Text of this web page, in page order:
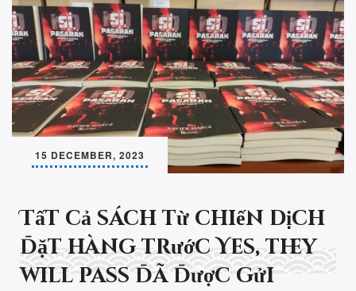
15 DECEMBER, 2023
Tất cả sách từ chiến dịch
đặt hàng trước Yes, they
will pass đã được gửi